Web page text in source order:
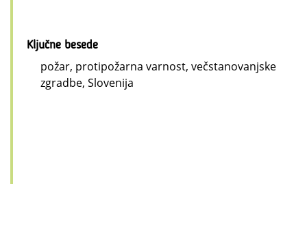
Ključne besede
požar, protipožarna varnost, večstanovanjske
zgradbe, Slovenija